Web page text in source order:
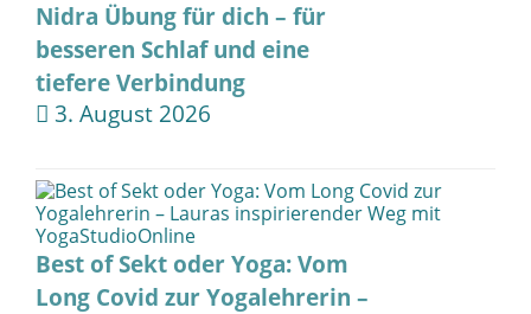
Nidra Übung für dich – für
besseren Schlaf und eine
tiefere Verbindung
3. August 2026
Best of Sekt oder Yoga: Vom
Long Covid zur Yogalehrerin –